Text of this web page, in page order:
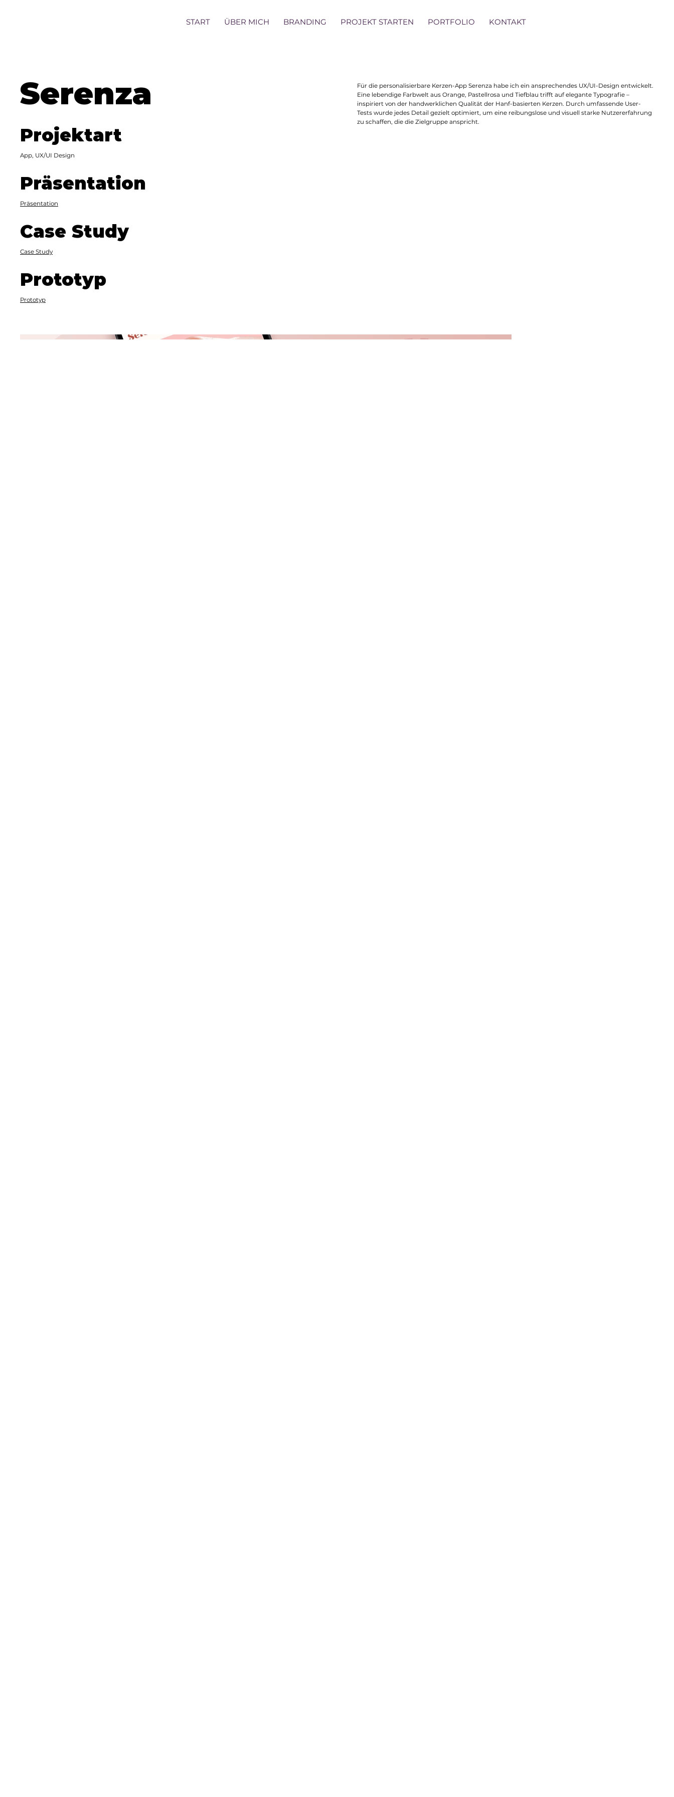
START ÜBER MICH BRANDING PROJEKT STARTEN PORTFOLIO KONTAKT
Serenza
Projektart
App, UX/UI Design
Präsentation
Präsentation
Case Study
Case Study
Prototyp
Prototyp
Für die personalisierbare Kerzen-App Serenza habe ich ein ansprechendes UX/UI-Design entwickelt.
Eine lebendige Farbwelt aus Orange, Pastellrosa und Tiefblau trifft auf elegante Typografie –
inspiriert von der handwerklichen Qualität der Hanf-basierten Kerzen. Durch umfassende User-
Tests wurde jedes Detail gezielt optimiert, um eine reibungslose und visuell starke Nutzererfahrung
zu schaffen, die die Zielgruppe anspricht.